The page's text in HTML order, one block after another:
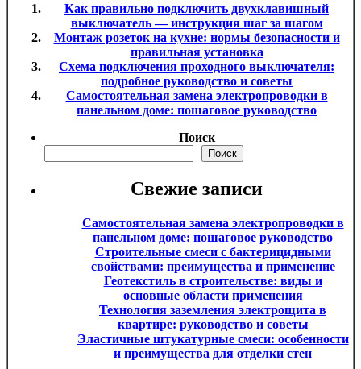
Как правильно подключить двухклавишный
выключатель — инструкция шаг за шагом
Монтаж розеток на кухне: нормы безопасности и
правильная установка
Схема подключения проходного выключателя:
подробное руководство и советы
Самостоятельная замена электропроводки в
панельном доме: пошаговое руководство
Поиск
Поиск
Свежие записи
Самостоятельная замена электропроводки в
панельном доме: пошаговое руководство
Строительные смеси с бактерицидными
свойствами: преимущества и применение
Геотекстиль в строительстве: виды и
основные области применения
Технология заземления электрощита в
квартире: руководство и советы
Эластичные штукатурные смеси: особенности
и преимущества для отделки стен